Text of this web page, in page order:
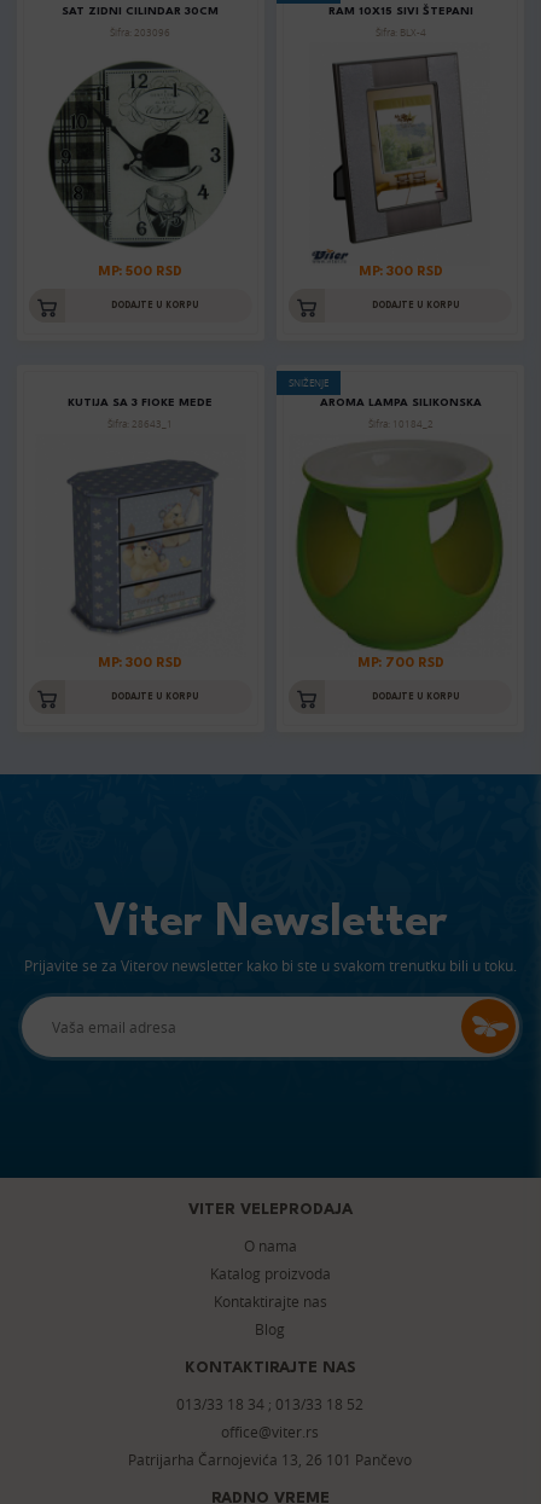
SAT ZIDNI CILINDAR 30CM
Šifra: 203096
MP: 500 RSD
DODAJTE U KORPU
RAM 10X15 SIVI ŠTEPANI
Šifra: BLX-4
MP: 300 RSD
DODAJTE U KORPU
KUTIJA SA 3 FIOKE MEDE
Šifra: 28643_1
MP: 300 RSD
DODAJTE U KORPU
SNIŽENJE
AROMA LAMPA SILIKONSKA
Šifra: 10184_2
MP: 700 RSD
DODAJTE U KORPU
Viter Newsletter
Prijavite se za Viterov newsletter kako bi ste u svakom trenutku bili u toku.
VITER VELEPRODAJA
O nama
Katalog proizvoda
Kontaktirajte nas
Blog
KONTAKTIRAJTE NAS
013/33 18 34 ; 013/33 18 52
office@viter.rs
Patrijarha Čarnojevića 13, 26 101 Pančevo
RADNO VREME